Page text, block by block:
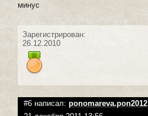
минус
Зарегистрирован:
26.12.2010
#6 написал: ponomareva.pon2012